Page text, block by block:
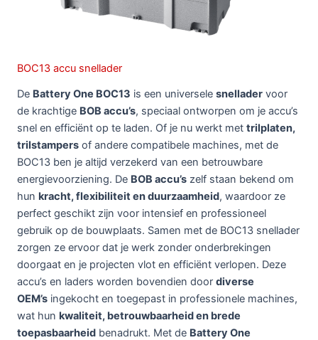
BOC13 accu snellader
De Battery One BOC13 is een universele snellader voor
de krachtige BOB accu’s, speciaal ontworpen om je accu’s
snel en efficiënt op te laden. Of je nu werkt met trilplaten,
trilstampers of andere compatibele machines, met de
BOC13 ben je altijd verzekerd van een betrouwbare
energievoorziening. De BOB accu’s zelf staan bekend om
hun kracht, flexibiliteit en duurzaamheid, waardoor ze
perfect geschikt zijn voor intensief en professioneel
gebruik op de bouwplaats. Samen met de BOC13 snellader
zorgen ze ervoor dat je werk zonder onderbrekingen
doorgaat en je projecten vlot en efficiënt verlopen. Deze
accu’s en laders worden bovendien door diverse
OEM’s ingekocht en toegepast in professionele machines,
wat hun kwaliteit, betrouwbaarheid en brede
toepasbaarheid benadrukt. Met de Battery One